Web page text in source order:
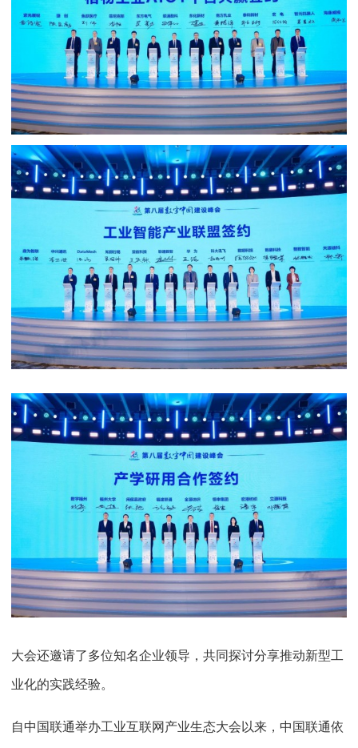
大会还邀请了多位知名企业领导，共同探讨分享推动新型工
业化的实践经验。
自中国联通举办工业互联网产业生态大会以来，中国联通依